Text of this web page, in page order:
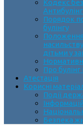
Кодекс
Порядок
булінгу
Положення
дітьми у
Про булінг
Атестація
Корисні
Події
Безпека